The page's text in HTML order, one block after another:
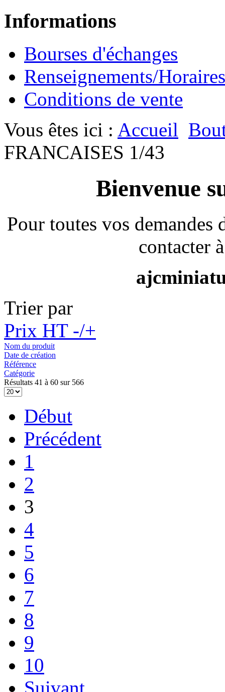
Informations
Bourses d'échanges
Renseignements/Horaires
Conditions de vente
Vous êtes ici : Accueil
FRANCAISES 1/43
Bienvenue
Pour toutes vos
contacter
Trier par
Prix HT -/+
Nom du produit
Date de création
Référence
Catégorie
Résultats 41 à 60 sur 566
Début
Précédent
1
2
3
4
5
6
7
8
9
10